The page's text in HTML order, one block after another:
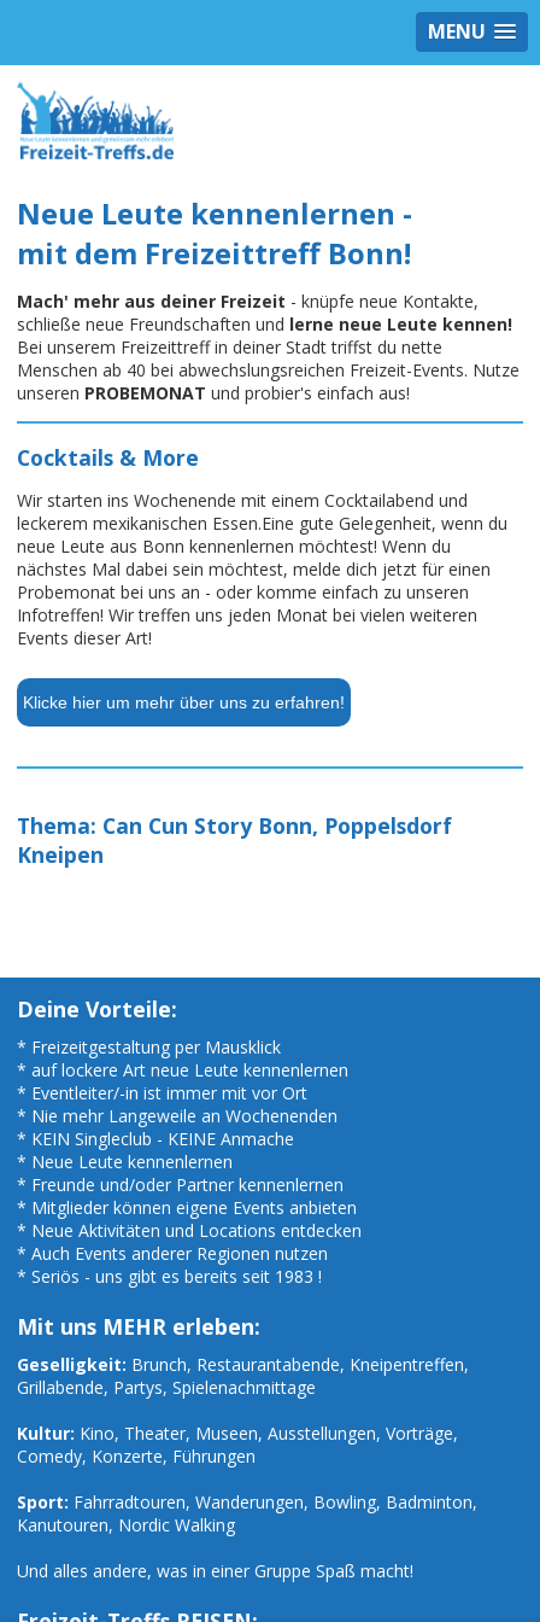
MENU
Neue Leute kennenlernen -
mit dem Freizeittreff Bonn!
Mach' mehr aus deiner Freizeit - knüpfe neue Kontakte,
schließe neue Freundschaften und lerne neue Leute kennen!
Bei unserem Freizeittreff in deiner Stadt triffst du nette
Menschen ab 40 bei abwechslungsreichen Freizeit-Events. Nutze
unseren PROBEMONAT und probier's einfach aus!
Cocktails & More
Wir starten ins Wochenende mit einem Cocktailabend und
leckerem mexikanischen Essen.Eine gute Gelegenheit, wenn du
neue Leute aus Bonn kennenlernen möchtest! Wenn du
nächstes Mal dabei sein möchtest, melde dich jetzt für einen
Probemonat bei uns an - oder komme einfach zu unseren
Infotreffen! Wir treffen uns jeden Monat bei vielen weiteren
Events dieser Art!
Klicke hier um mehr über uns zu erfahren!
Thema: Can Cun Story Bonn, Poppelsdorf
Kneipen
Deine Vorteile:
* Freizeitgestaltung per Mausklick
* auf lockere Art neue Leute kennenlernen
* Eventleiter/-in ist immer mit vor Ort
* Nie mehr Langeweile an Wochenenden
* KEIN Singleclub - KEINE Anmache
* Neue Leute kennenlernen
* Freunde und/oder Partner kennenlernen
* Mitglieder können eigene Events anbieten
* Neue Aktivitäten und Locations entdecken
* Auch Events anderer Regionen nutzen
* Seriös - uns gibt es bereits seit 1983 !
Mit uns MEHR erleben:
Geselligkeit: Brunch, Restaurantabende, Kneipentreffen,
Grillabende, Partys, Spielenachmittage
Kultur: Kino, Theater, Museen, Ausstellungen, Vorträge,
Comedy, Konzerte, Führungen
Sport: Fahrradtouren, Wanderungen, Bowling, Badminton,
Kanutouren, Nordic Walking
Und alles andere, was in einer Gruppe Spaß macht!